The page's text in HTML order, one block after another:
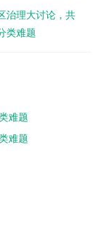
治理大讨论，共
类难题
难题
难题